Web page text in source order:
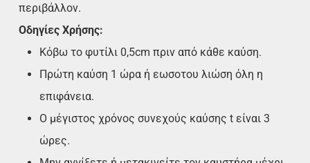
περιβάλλον.
Οδηγίες Χρήσης:
Κόβω το φυτίλι 0,5cm πριν από κάθε καύση.
Πρώτη καύση 1 ώρα ή εωσοτου λιώση όλη η
επιφάνεια.
Ο μέγιστος χρόνος συνεχούς καύσης t είναι 3
ώρες.